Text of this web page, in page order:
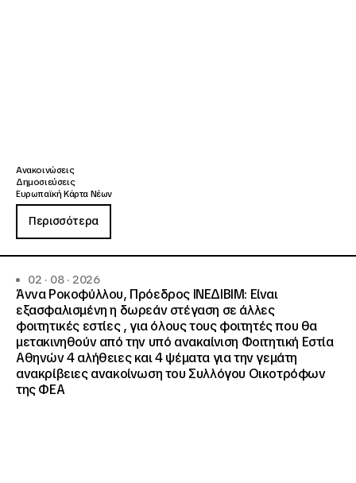
Ανακοινώσεις
Δημοσιεύσεις
Ευρωπαϊκή Κάρτα Νέων
Περισσότερα
02 · 08 · 2026
Άννα Ροκοφύλλου, Πρόεδρος ΙΝΕΔΙΒΙΜ: Είναι
εξασφαλισμένη η δωρεάν στέγαση σε άλλες
φοιτητικές εστίες , για όλους τους φοιτητές που θα
μετακινηθούν από την υπό ανακαίνιση Φοιτητική Εστία
Αθηνών 4 αλήθειες και 4 ψέματα για την γεμάτη
ανακρίβειες ανακοίνωση του Συλλόγου Οικοτρόφων
της ΦΕΑ